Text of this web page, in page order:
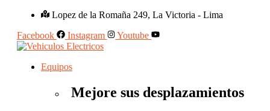
Lopez de la Romaña 249, La Victoria - Lima
Facebook
Instagram Youtube
Equipos
Mejore sus desplazamientos